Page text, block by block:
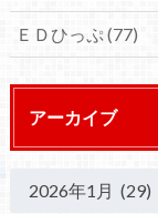
ＥＤひっぷ (77)
アーカイブ